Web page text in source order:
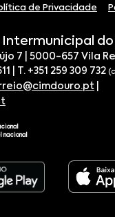
de Privacidade
do
7 | 5000-657 Vila
| T. +351 259 309 732
nacional